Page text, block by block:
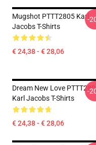
Mugshot PTTT2805 Karl
Jacobs T-Shirts
€ 24,38 - € 28,06
-
Dream New Love
Karl Jacobs T-Shirts
€ 24,38 - € 28,06
-